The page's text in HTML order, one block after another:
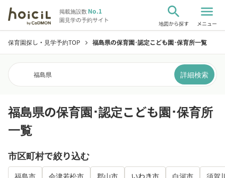
掲載施設数No.1
園見学の予約サイト
search
地図から探す
menu
メニュー
保育園探し・見学予約TOP chevron_right 福島県の保育園･認定こども園･保育所一覧
福島県 詳細検索
福島県の保育園･認定こども園･保育所
一覧
市区町村で絞り込む
福島市 会津若松市 郡山市 いわき市 白河市 須賀